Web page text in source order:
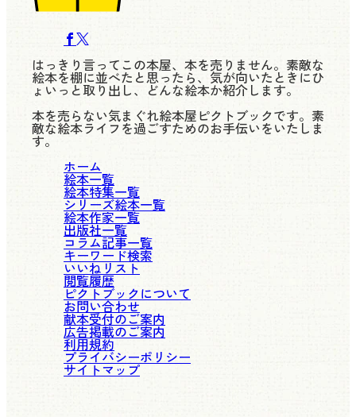
はっきり言ってこの本屋、本を売りません。素敵な
絵本を棚に並べたと思ったら、気が向いたときにひ
ょいっと取り出し、どんな絵本か紹介します。
本を売らない気まぐれ絵本屋ピクトブックです。素
敵な絵本ライフを過ごすためのお手伝いをいたしま
す。
ホーム
絵本一覧
絵本特集一覧
シリーズ絵本一覧
絵本作家一覧
出版社一覧
コラム記事一覧
キーワード検索
いいねリスト
閲覧履歴
ピクトブックについて
お問い合わせ
献本受付のご案内
広告掲載のご案内
利用規約
プライバシーポリシー
サイトマップ